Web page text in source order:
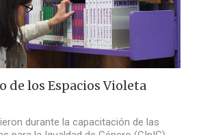
de los Espacios Violeta
durante la capacitación de las